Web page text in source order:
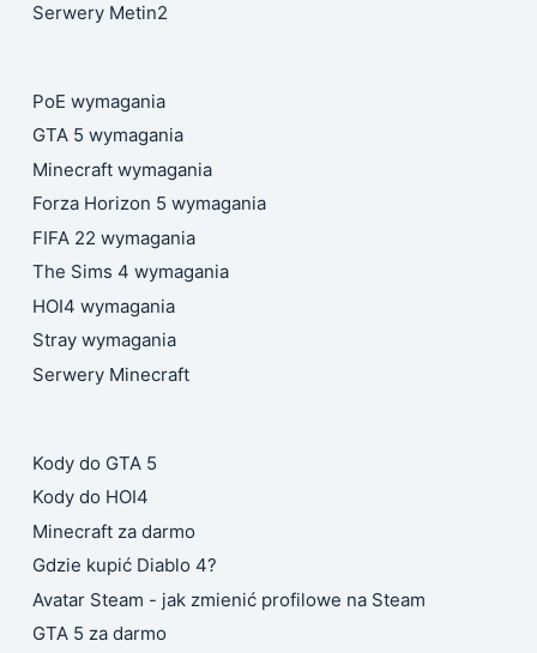
Serwery Metin2
PoE wymagania
GTA 5 wymagania
Minecraft wymagania
Forza Horizon 5 wymagania
FIFA 22 wymagania
The Sims 4 wymagania
HOI4 wymagania
Stray wymagania
Serwery Minecraft
Kody do GTA 5
Kody do HOI4
Minecraft za darmo
Gdzie kupić Diablo 4?
Avatar Steam - jak zmienić profilowe na Steam
GTA 5 za darmo